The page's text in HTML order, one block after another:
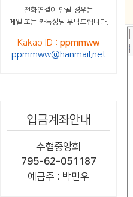
전화연결이 안될 경우는
메일 또는 카톡상담 부탁드립니다.
Kakao ID :ppmmww
ppmmww@hanmail.net
입금계좌안내
수협중앙회
795-62-051187
예금주 : 박민우